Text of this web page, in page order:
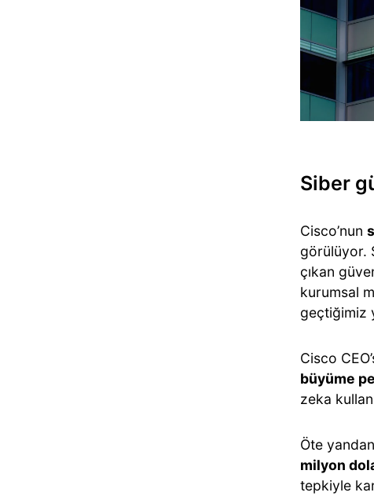
Siber
Cisco’nun
görülüyor.
çıkan
kurumsal
geçtiğimiz
Cisco
büyüme
zeka
Öte
milyon
tepkiyle